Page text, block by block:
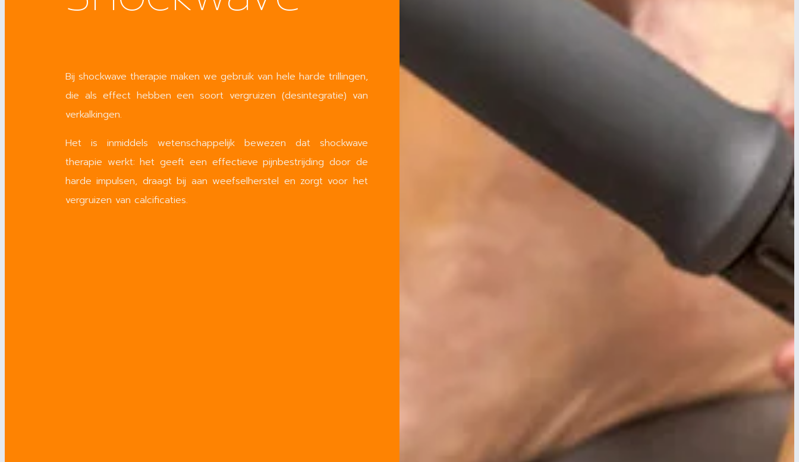
Bij shockwave therapie maken we gebruik van hele harde trillingen,
die als effect hebben een soort vergruizen (desintegratie) van
verkalkingen.
Het is inmiddels wetenschappelijk bewezen dat shockwave
therapie werkt: het geeft een effectieve pijnbestrijding door de
harde impulsen, draagt bij aan weefselherstel en zorgt voor het
vergruizen van calcificaties.